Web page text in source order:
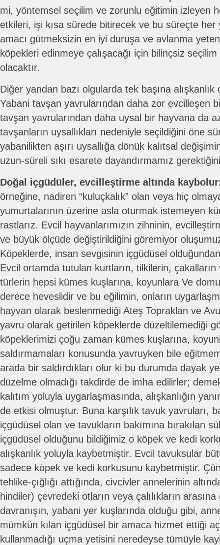
mi, yöntemsel seçilim ve zorunlu eğitimin izleyen
etkileri, işi kısa sürede bitirecek ve bu süreçte her
amacı gütmeksizin en iyi duruşa ve avlanma
köpekleri edinmeye çalışacağı için bilinçsiz
olacaktır.
Diğer yandan bazı olgularda tek başına
Yabani tavşan yavrularından daha zor evcilleşen
tavşan yavrularından daha uysal bir hayvana da
tavşanların uysallıkları nedeniyle seçildiğini öne
yabanilikten aşırı uysallığa dönük kalıtsal
uzun-süreli sıkı esarete dayandırmamız
Doğal içgüdüler, evcilleştirme altında
örneğine, nadiren “kuluçkalık” olan veya hiç
yumurtalarının üzerine asla oturmak istemeyen
rastlarız. Evcil hayvanlarımızın zihninin,
ve büyük ölçüde değiştirildiğini göremiyor
Köpeklerde, insan sevgisinin içgüdüsel
Evcil ortamda tutulan kurtların, tilkilerin,
türlerin hepsi kümes kuşlarına, koyunlara Ve
derece heveslidir ve bu eğilimin, onların
hayvan olarak beslenmediği Ateş Topraklan ve
yavru olarak getirilen köpeklerde düzeltilemediği
köpeklerimizi çoğu zaman kümes kuşlarına,
saldırmamaları konusunda yavruyken bile
arada bir saldırdıkları olur ki bu durumda dayak
düzelme olmadığı takdirde de imha edilirler;
kalıtım yoluyla uygarlaşmasında, alışkanlığın
de etkisi olmuştur. Buna karşılık tavuk yavruları,
içgüdüsel olan ve tavukların bakımına bırakılan
içgüdüsel olduğunu bildiğimiz o köpek ve kedi
alışkanlık yoluyla kaybetmiştir. Evcil tavuksular
sadece köpek ve kedi korkusunu kaybetmiştir.
tehlike-çığlığı attığında, civcivler annelerinin
hindiler) çevredeki otların veya çalılıkların
davranışın, yabani yer kuşlarında olduğu gibi,
mümkün kılan içgüdüsel bir amaca hizmet ettiği
kullanmadığı uçma yetisini neredeyse tümüyle